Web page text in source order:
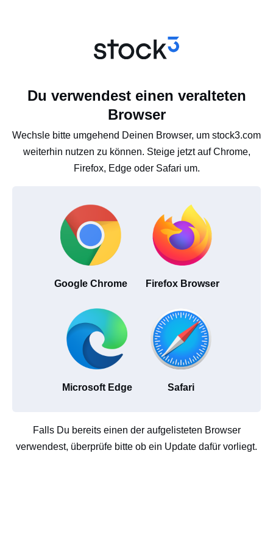
Du verwendest einen veralteten
Browser
Wechsle bitte umgehend Deinen Browser, um stock3.com
weiterhin nutzen zu können. Steige jetzt auf Chrome,
Firefox, Edge oder Safari um.
Google Chrome Firefox Browser
Microsoft Edge Safari
Falls Du bereits einen der aufgelisteten Browser
verwendest, überprüfe bitte ob ein Update dafür vorliegt.